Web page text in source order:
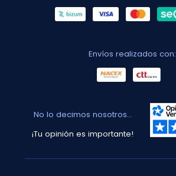
Envíos realizados con:
No lo decimos nosotros...
¡Tu opinión es importante!